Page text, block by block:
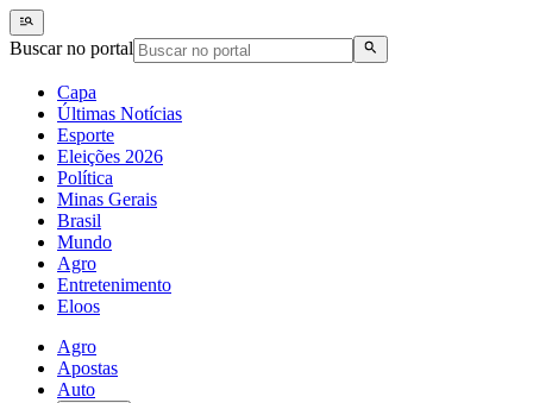
Buscar no portal
Capa
Últimas Notícias
Esporte
Eleições 2026
Política
Minas Gerais
Brasil
Mundo
Agro
Entretenimento
Eloos
Agro
Apostas
Auto